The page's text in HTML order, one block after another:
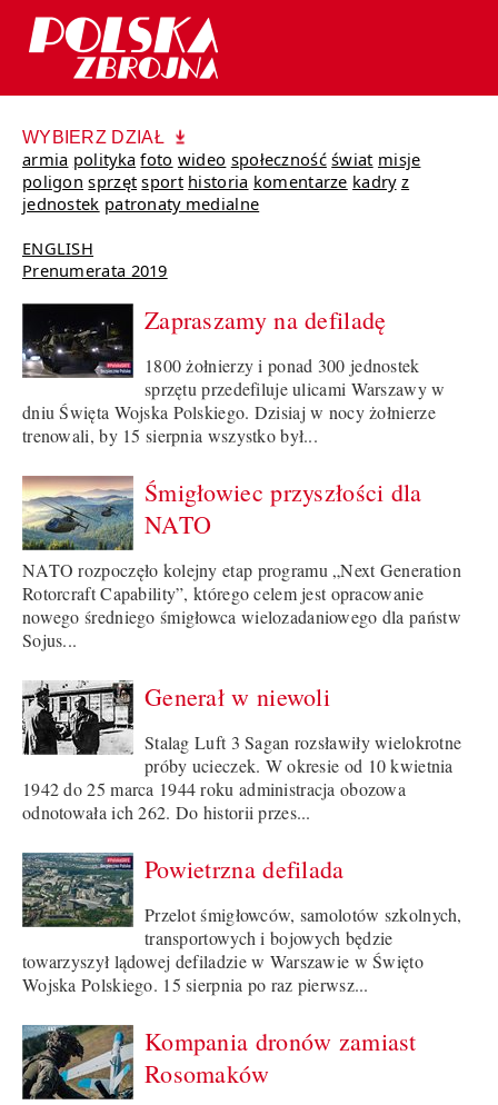
WYBIERZ DZIAŁ
armia polityka foto wideo społeczność świat misje
poligon sprzęt sport historia komentarze kadry z
jednostek patronaty medialne
ENGLISH
Prenumerata 2019
Zapraszamy na defiladę
1800 żołnierzy i ponad 300 jednostek
sprzętu przedefiluje ulicami Warszawy w
dniu Święta Wojska Polskiego. Dzisiaj w nocy żołnierze
trenowali, by 15 sierpnia wszystko był...
Śmigłowiec przyszłości dla
NATO
NATO rozpoczęło kolejny etap programu „Next Generation
Rotorcraft Capability”, którego celem jest opracowanie
nowego średniego śmigłowca wielozadaniowego dla państw
Sojus...
Generał w niewoli
Stalag Luft 3 Sagan rozsławiły wielokrotne
próby ucieczek. W okresie od 10 kwietnia
1942 do 25 marca 1944 roku administracja obozowa
odnotowała ich 262. Do historii przes...
Powietrzna defilada
Przelot śmigłowców, samolotów szkolnych,
transportowych i bojowych będzie
towarzyszył lądowej defiladzie w Warszawie w Święto
Wojska Polskiego. 15 sierpnia po raz pierwsz...
Kompania dronów zamiast
Rosomaków